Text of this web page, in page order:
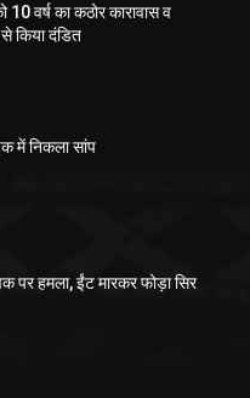
10 वर्ष का कठोर कारावास व
किया दंडित
में निकला सांप
पर हमला, ईंट मारकर फोड़ा सिर